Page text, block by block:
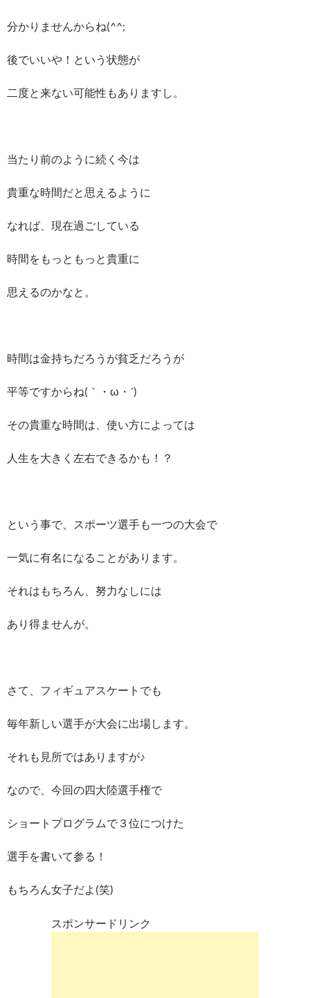
分かりませんからね(^^;
後でいいや！という状態が
二度と来ない可能性もありますし。
当たり前のように続く今は
貴重な時間だと思えるように
なれば、現在過ごしている
時間をもっともっと貴重に
思えるのかなと。
時間は金持ちだろうが貧乏だろうが
平等ですからね(｀・ω・´)ゞ
その貴重な時間は、使い方によっては
人生を大きく左右できるかも！？
という事で、スポーツ選手も一つの大会で
一気に有名になることがあります。
それはもちろん、努力なしには
あり得ませんが。
さて、フィギュアスケートでも
毎年新しい選手が大会に出場します。
それも見所ではありますが♪
なので、今回の四大陸選手権で
ショートプログラムで３位につけた
選手を書いて参る！
もちろん女子だよ(笑)
スポンサードリンク